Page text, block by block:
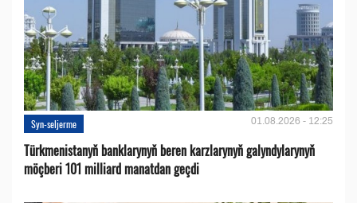
Syn-seljerme 01.08.2026 - 12:25
Türkmenistanyň banklarynyň beren karzlarynyň galyndylarynyň
möçberi 101 milliard manatdan geçdi